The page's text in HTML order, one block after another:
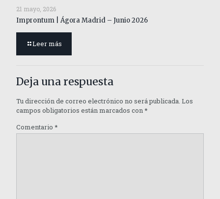
21 mayo, 2026
Improntum | Ágora Madrid – Junio 2026
Leer más
Deja una respuesta
Tu dirección de correo electrónico no será publicada. Los
campos obligatorios están marcados con*
Comentario *